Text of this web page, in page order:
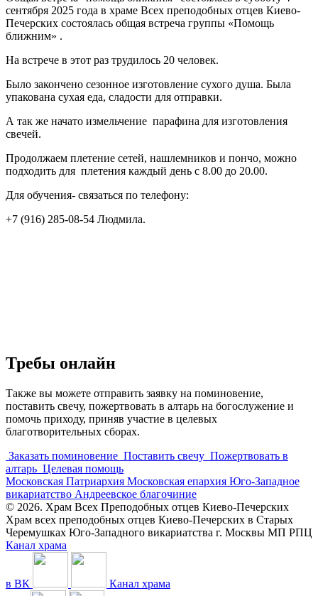
сентября 2025 года в храме Всех преподобных отцев Киево-
Печерских состоялась общая встреча группы «Помощь
ближним» .
На встрече в этот раз трудилось 20 человек.
Было закончено сезонное изготовление сухого душа. Была
упакована сухая еда, сладости для отправки.
А так же начато измельчение парафина для изготовления
свечей.
Продолжаем плетение сетей, нашлемников и пончо, можно
подходить для плетения каждый день с 8.00 до 20.00.
Для обучения- связаться по телефону:
+7 (916) 285-08-54 Людмила.
Требы онлайн
Также вы можете отправить заявку на поминовение,
поставить свечу, пожертвовать в алтарь на богослужение и
помочь приходу, приняв участие в целевых
благотворительных сборах.
Заказать поминовение Поставить свечу Пожертвовать в
алтарь Целевая помощь
Московская Патриархия Московская епархия Юго-Западное
викариатство Андреевское благочиние
© 2026. Храм Всех Преподобных отцев Киево-Печерских
Храм всех преподобных отцев Киево-Печерских в Старых
Черемушках Юго-Западного викариатства г. Москвы МП РПЦ
Канал храма
в ВК Канал храма